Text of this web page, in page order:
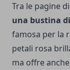
Tra le pagine
una bustina
famosa per la
petali rosa
ma offre